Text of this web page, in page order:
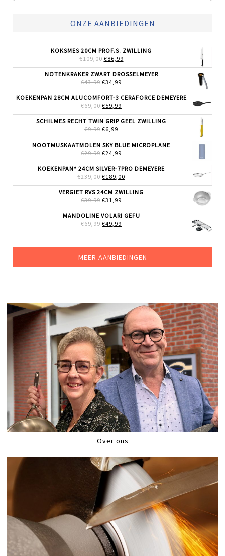
ONZE AANBIEDINGEN
KOKSMES 20CM PROF.S. ZWILLING
€109,00 OORSPRONKELIJKE
WAS:
€109,00.
€86,99HUIDIGE
IS:
NOTENKRAKER ZWART DROSSELMEYER
€43,99 OORSPRONKELIJKE
WAS:
€43,99.
€34,99
IS:
KOEKENPAN 28CM ALUCOMFORT-3 CERAFORCE DEMEYERE
€69,00 OORSPRONKELIJKE
WAS:
€69,00.
€59,99
IS:
SCHILMES RECHT TWIN GRIP GEEL ZWILLING
€9,99 OORSPRONKELIJKE
WAS:
€9,99.
€6,99
IS:
€6,99.
NOOTMUSKAATMOLEN SKY BLUE MICROPLANE
€29,99 OORSPRONKELIJKE
WAS:
€29,99.
€24,99
IS:
€24,99.
KOEKENPAN* 24CM SILVER-7PRO DEMEYERE
€239,00 OORSPRONKELIJKE
WAS:
€239,00.
€189,00
IS:
VERGIET RVS 24CM ZWILLING
€39,99 OORSPRONKELIJKE
WAS:
€39,99.
€31,99
IS:
MANDOLINE VOLARI GEFU
€69,99 OORSPRONKELIJKE
€49,99
MEER AANBIEDINGEN
Over ons